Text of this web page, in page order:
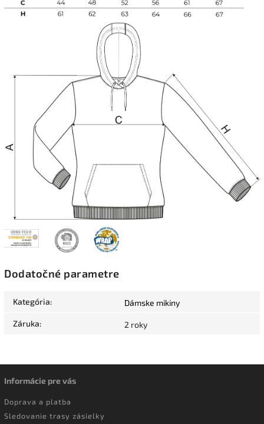
Dodatočné parametre
Kategória: Dámske mikiny
Záruka: 2 roky
Informácie pre vás
Doprava a platba
Sledovanie trasy zásielky